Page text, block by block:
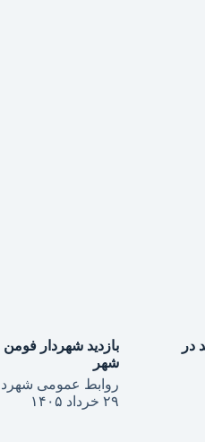
در
بازدید شهردار
شهر
روابط عمومی
۲۹ خرداد ۱۴۰۵